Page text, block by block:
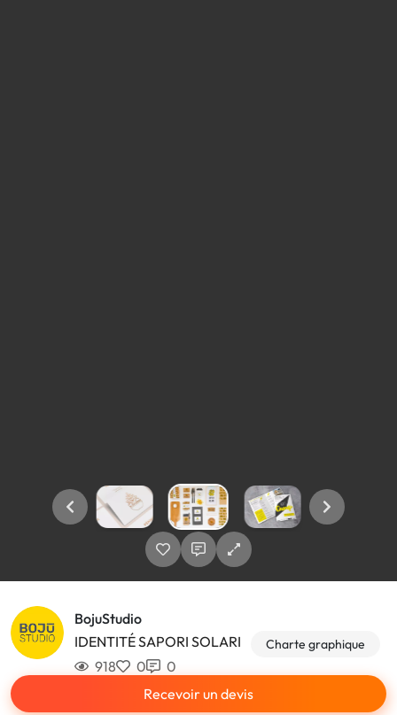
BojuStudio
IDENTITÉ SAPORI SOLARI
Charte graphique
918 0
0
Recevoir un devis